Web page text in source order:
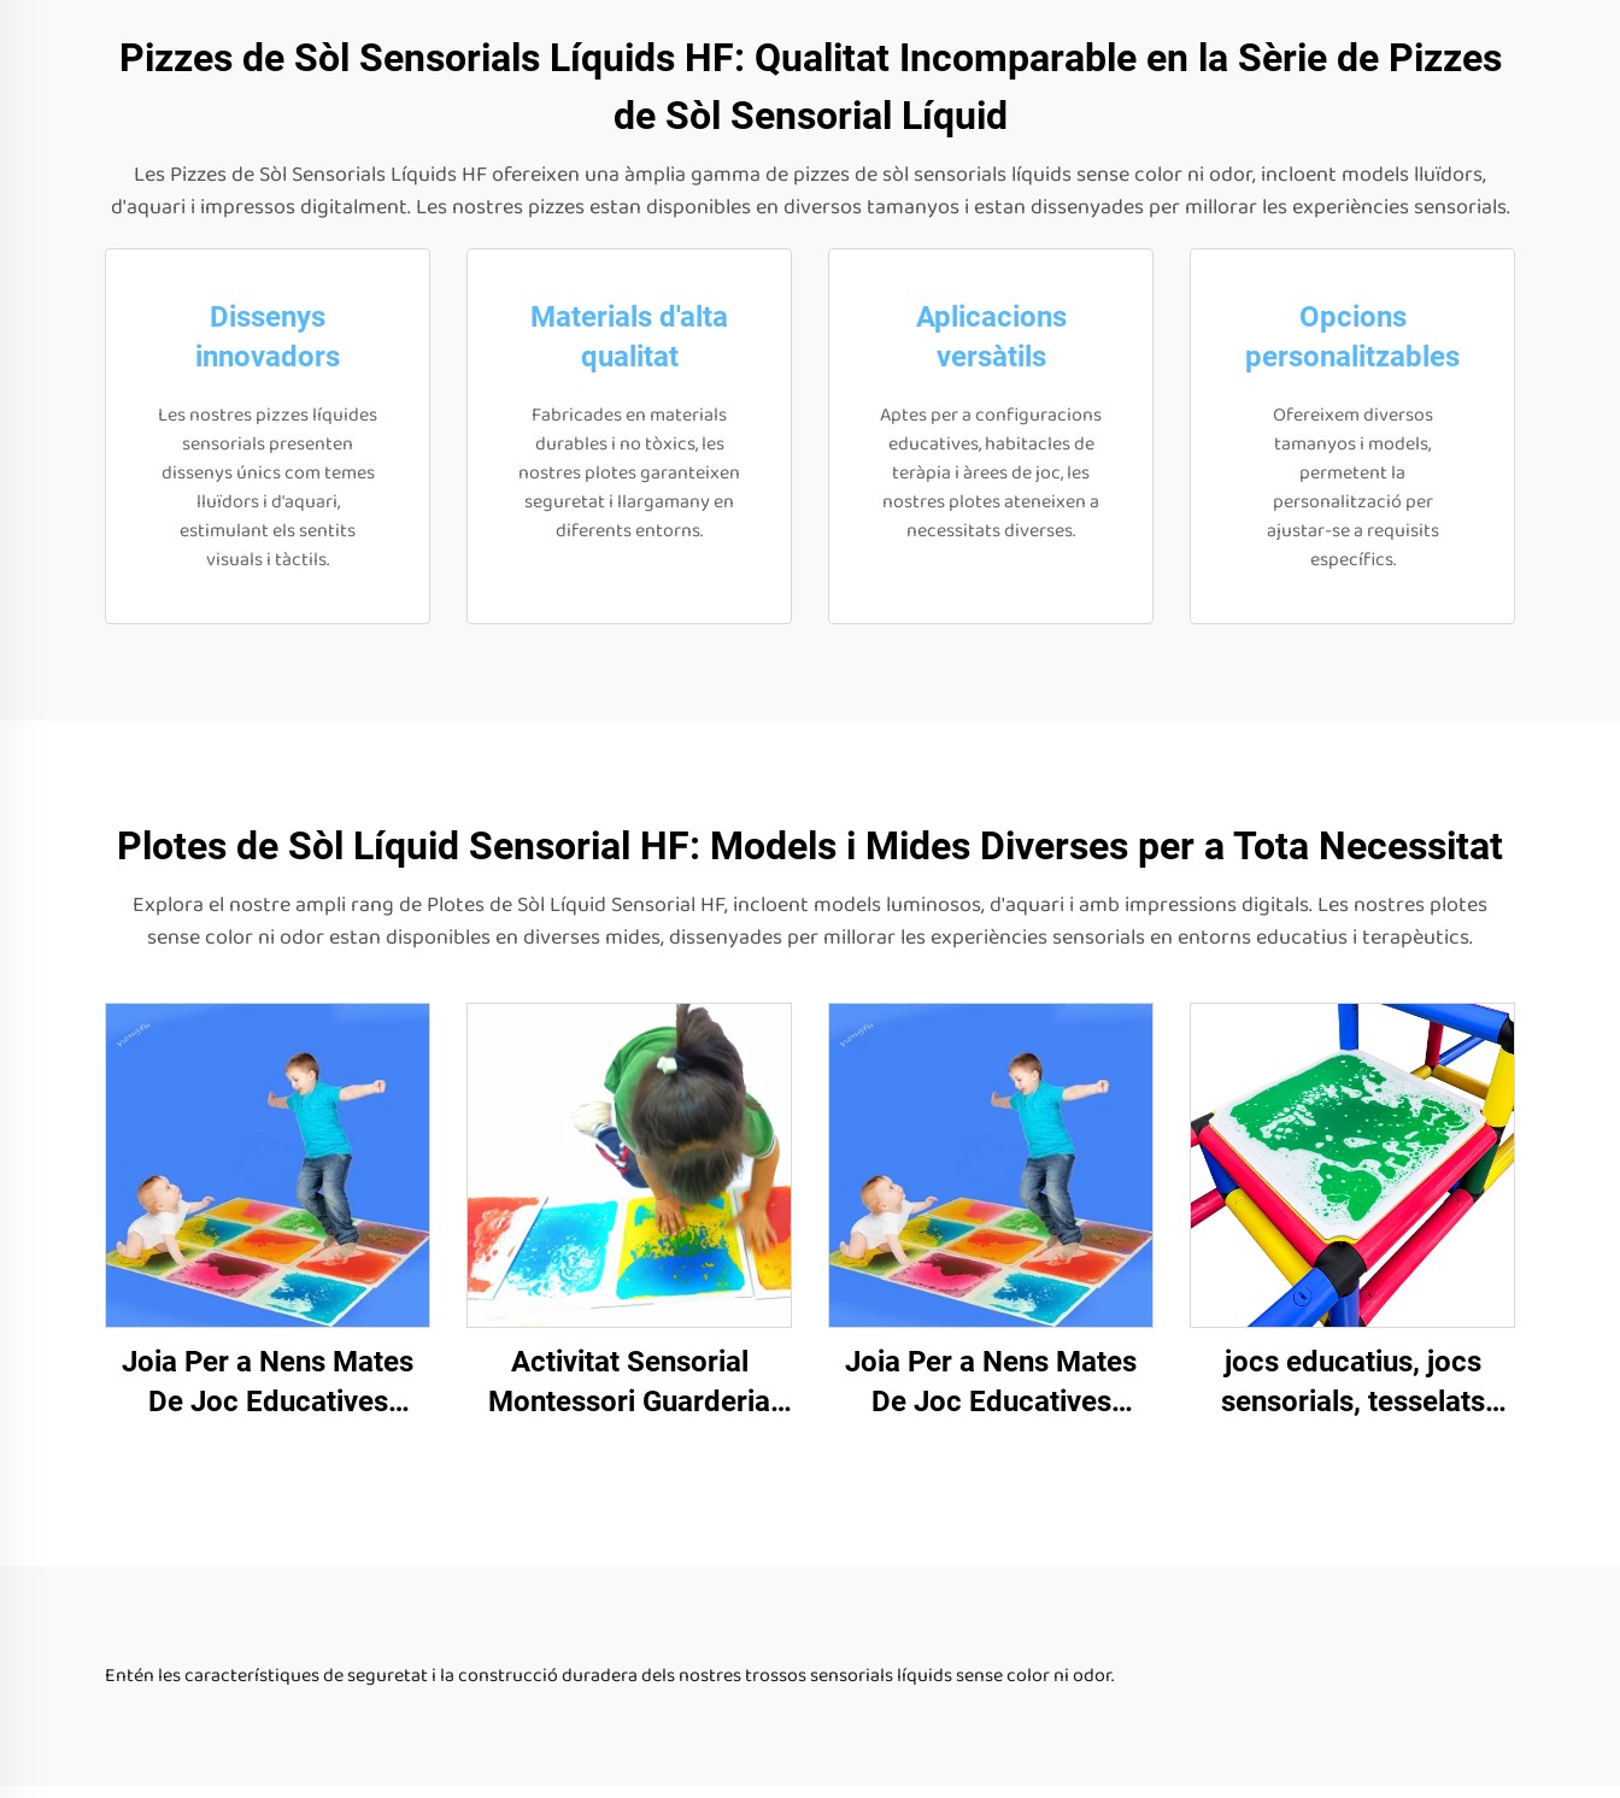
Pizzes de Sòl Sensorials Líquids HF: Qualitat Incomparable en la Sèrie de Pizzes
de Sòl Sensorial Líquid
Les Pizzes de Sòl Sensorials Líquids HF ofereixen una àmplia gamma de pizzes de sòl sensorials líquids sense color ni odor, incloent models lluïdors,
d'aquari i impressos digitalment. Les nostres pizzes estan disponibles en diversos tamanyos i estan dissenyades per millorar les experiències sensorials.
Dissenys
innovadors
Les nostres pizzes líquides
sensorials presenten
dissenys únics com temes
lluïdors i d'aquari,
estimulant els sentits
visuals i tàctils.
Materials d'alta
qualitat
Fabricades en materials
durables i no tòxics, les
nostres plotes garanteixen
seguretat i llargamany en
diferents entorns.
Aplicacions
versàtils
Aptes per a configuracions
educatives, habitacles de
teràpia i àrees de joc, les
nostres plotes ateneixen a
necessitats diverses.
Opcions
personalitzables
Ofereixem diversos
tamanyos i models,
permetent la
personalització per
ajustar-se a requisits
específics.
Plotes de Sòl Líquid Sensorial HF: Models i Mides Diverses per a Tota Necessitat
Explora el nostre ampli rang de Plotes de Sòl Líquid Sensorial HF, incloent models luminosos, d'aquari i amb impressions digitals. Les nostres plotes
sense color ni odor estan disponibles en diverses mides, dissenyades per millorar les experiències sensorials en entorns educatius i terapèutics.
Joia Per a Nens Mates
De Joc Educatives
Activitat Sensorial
Montessori Guarderia
Joia Per a Nens Mates
De Joc Educatives
jocs educatius, jocs
sensorials, tesselats
Entén les característiques de seguretat i la construcció duradera dels nostres trossos sensorials líquids sense color ni odor.